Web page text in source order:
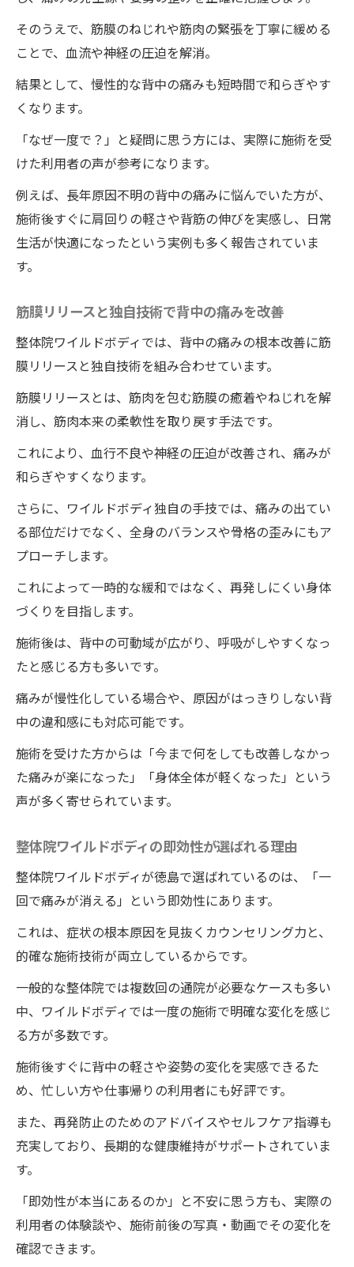
そのうえで、筋膜のねじれや筋肉の緊張を丁寧に緩める
ことで、血流や神経の圧迫を解消。
結果として、慢性的な背中の痛みも短時間で和らぎやす
くなります。
「なぜ一度で？」と疑問に思う方には、実際に施術を受
けた利用者の声が参考になります。
例えば、長年原因不明の背中の痛みに悩んでいた方が、
施術後すぐに肩回りの軽さや背筋の伸びを実感し、日常
生活が快適になったという実例も多く報告されていま
す。
筋膜リリースと独自技術で背中の痛みを改善
整体院ワイルドボディでは、背中の痛みの根本改善に筋
膜リリースと独自技術を組み合わせています。
筋膜リリースとは、筋肉を包む筋膜の癒着やねじれを解
消し、筋肉本来の柔軟性を取り戻す手法です。
これにより、血行不良や神経の圧迫が改善され、痛みが
和らぎやすくなります。
さらに、ワイルドボディ独自の手技では、痛みの出てい
る部位だけでなく、全身のバランスや骨格の歪みにもア
プローチします。
これによって一時的な緩和ではなく、再発しにくい身体
づくりを目指します。
施術後は、背中の可動域が広がり、呼吸がしやすくなっ
たと感じる方も多いです。
痛みが慢性化している場合や、原因がはっきりしない背
中の違和感にも対応可能です。
施術を受けた方からは「今まで何をしても改善しなかっ
た痛みが楽になった」「身体全体が軽くなった」という
声が多く寄せられています。
整体院ワイルドボディの即効性が選ばれる理由
整体院ワイルドボディが徳島で選ばれているのは、「一
回で痛みが消える」という即効性にあります。
これは、症状の根本原因を見抜くカウンセリング力と、
的確な施術技術が両立しているからです。
一般的な整体院では複数回の通院が必要なケースも多い
中、ワイルドボディでは一度の施術で明確な変化を感じ
る方が多数です。
施術後すぐに背中の軽さや姿勢の変化を実感できるた
め、忙しい方や仕事帰りの利用者にも好評です。
また、再発防止のためのアドバイスやセルフケア指導も
充実しており、長期的な健康維持がサポートされていま
す。
「即効性が本当にあるのか」と不安に思う方も、実際の
利用者の体験談や、施術前後の写真・動画でその変化を
確認できます。